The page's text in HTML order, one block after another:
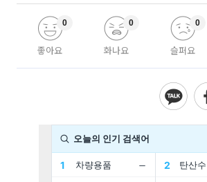
좋아요
0
화나요
0
슬퍼요
0